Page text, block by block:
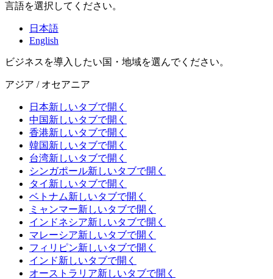
言語を選択してください。
日本語
English
ビジネスを導入したい国・地域を選んでください。
アジア / オセアニア
日本新しいタブで開く
中国新しいタブで開く
香港新しいタブで開く
韓国新しいタブで開く
台湾新しいタブで開く
シンガポール新しいタブで開く
タイ 新しいタブで開く
ベトナム新しいタブで開く
ミャンマー新しいタブで開く
インドネシア新しいタブで開く
マレーシア新しいタブで開く
フィリピン新しいタブで開く
インド新しいタブで開く
オーストラリア新しいタブで開く